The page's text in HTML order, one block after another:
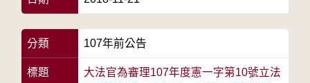
分類 107年前公告
標題
大法官為審理107年度憲一字第10號立法